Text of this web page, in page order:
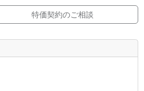
特価契約のご相談